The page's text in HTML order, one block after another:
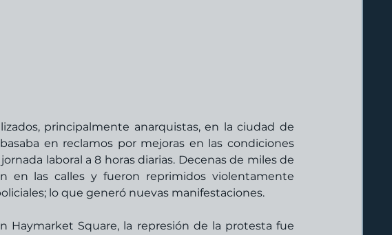
principalmente anarquistas, en la ciudad de
en reclamos por mejoras en las condiciones
laboral a 8 horas diarias. Decenas de miles de
en las calles y fueron reprimidos violentamente
lo que generó nuevas manifestaciones.
Haymarket Square, la represión de la protesta fue